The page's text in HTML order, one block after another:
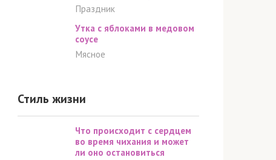
Праздник
Утка с яблоками в медовом
соусе
Мясное
Стиль жизни
Что происходит с сердцем
во время чихания и может
ли оно остановиться